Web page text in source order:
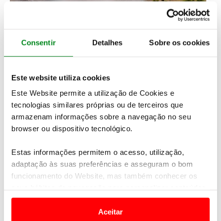
Consentir Detalhes Sobre os cookies
Este website utiliza cookies
Este Website permite a utilização de Cookies e
tecnologias similares próprias ou de terceiros que
armazenam informações sobre a navegação no seu
browser ou dispositivo tecnológico.
Estas informações permitem o acesso, utilização,
adaptação às suas preferências e asseguram o bom
funcionamento do Website, mas também conhecer os
e anúncios de modo a promover produtos e/ou serviços.
Aceitar
Com a etapa de amanhã cancelada devido ao mau
tempo que se faz sentir já em solo argentino, os
Peugeot continuam calculistas, com Sainz no 1º